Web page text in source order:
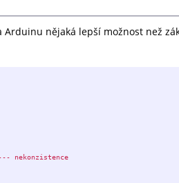
nějaká lepší možnost než